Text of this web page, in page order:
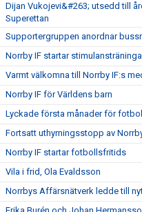
Dijan Vukojevi&#263; utsedd till
Superettan
Supportergruppen anordnar
Norrby IF startar
Varmt välkomna till Norrby IF:s
Norrby IF för Världens barn
Lyckade första månader för
Fortsatt uthyrningsstopp av
Norrby IF startar fotbollsfritids
Vila i frid, Ola Evaldsson
Norrbys Affärsnätverk ledde till